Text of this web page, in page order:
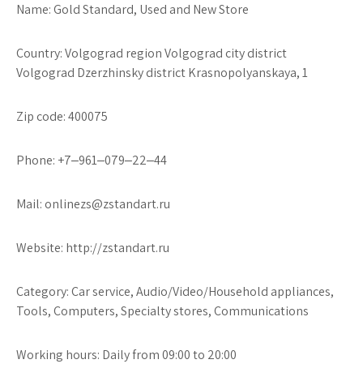
Name: Gold Standard, Used and New Store
Country: Volgograd region Volgograd city district
Volgograd Dzerzhinsky district Krasnopolyanskaya, 1
Zip code: 400075
Phone: +7‒961‒079‒22‒44
Mail: onlinezs@zstandart.ru
Website: http://zstandart.ru
Category: Car service, Audio/Video/Household appliances,
Tools, Computers, Specialty stores, Communications
Working hours: Daily from 09:00 to 20:00